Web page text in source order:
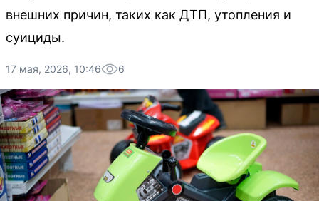
внешних причин, таких как ДТП, утопления и
суициды.
17 мая, 2026, 10:46 6